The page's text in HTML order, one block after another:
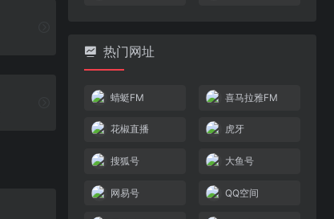
热门网址
蜻蜓FM 喜马拉雅FM
花椒直播 虎牙
搜狐号 大鱼号
网易号 QQ空间